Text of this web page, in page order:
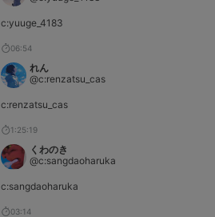
c:yuuge_4183
06:54
れん
@c:renzatsu_cas
c:renzatsu_cas
1:25:19
くわのき
@c:sangdaoharuka
c:sangdaoharuka
03:14